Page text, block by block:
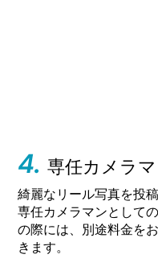
4.専任カメラ
綺麗なリール写真を投
専任カメラマンとして
の際には、別途料金を
きます。